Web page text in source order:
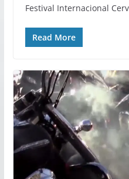
Festival Internacional
Read More